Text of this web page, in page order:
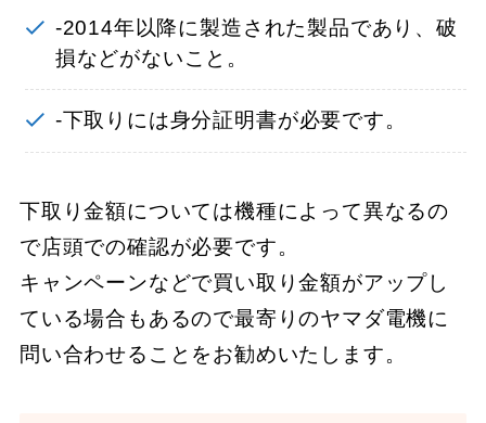
-2014年以降に製造された製品であり、破
損などがないこと。
-下取りには身分証明書が必要です。
下取り金額については機種によって異なるの
で店頭での確認が必要です。
キャンペーンなどで買い取り金額がアップし
ている場合もあるので最寄りのヤマダ電機に
問い合わせることをお勧めいたします。